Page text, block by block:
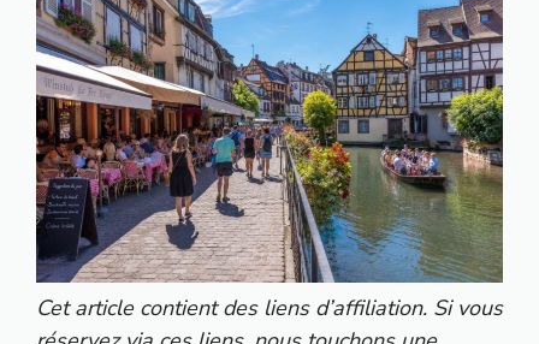
Cet article contient des liens d’affiliation. Si vous